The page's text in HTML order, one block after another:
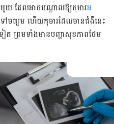
យ ដែល​អាច​បណ្តាល​ឱ្យ​កុមារ​អ
មធ្យម​ ហើយ​កុមារដែល​មាន​ជំងឺ​នេះ
ត ព្រម​ទាំង​មាន​បញ្ហា​សុខភាព​ថែម​